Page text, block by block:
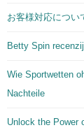
お客様対応につい
Betty Spin
Wie Sportwetten
Nachteile
Unlock the Power